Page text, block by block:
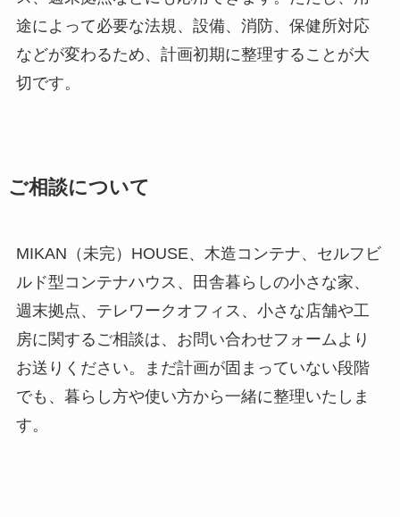
途によって必要な法規、設備、消防、保健所対応
などが変わるため、計画初期に整理することが大
切です。
ご相談について
MIKAN（未完）HOUSE、木造コンテナ、セルフビ
ルド型コンテナハウス、田舎暮らしの小さな家、
週末拠点、テレワークオフィス、小さな店舗や工
房に関するご相談は、お問い合わせフォームより
お送りください。まだ計画が固まっていない段階
でも、暮らし方や使い方から一緒に整理いたしま
す。